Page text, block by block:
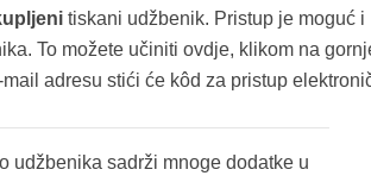
tiskani udžbenik. Pristup je moguć
To možete učiniti ovdje, klikom na
mail adresu stići će kôd za pristup
udžbenika sadrži mnoge dodatke u